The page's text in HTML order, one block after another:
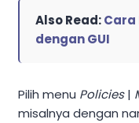
Also Read:Cara
dengan GUI
Pilih menu Policies|
misalnya dengan